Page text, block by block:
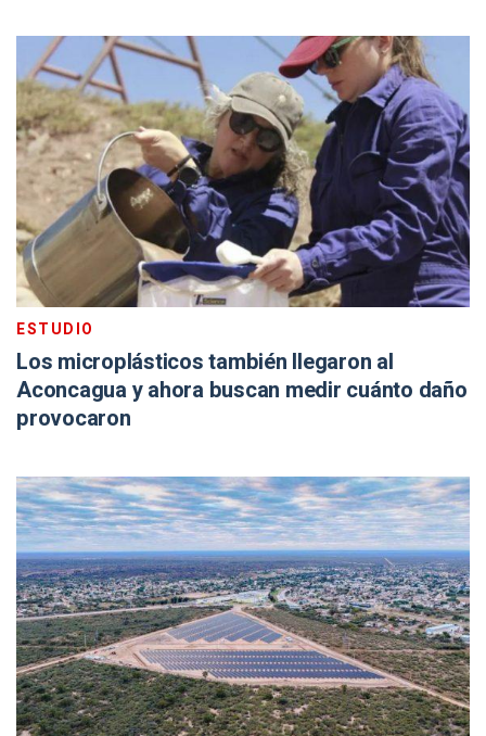
ESTUDIO
Los microplásticos también llegaron al
Aconcagua y ahora buscan medir cuánto daño
provocaron